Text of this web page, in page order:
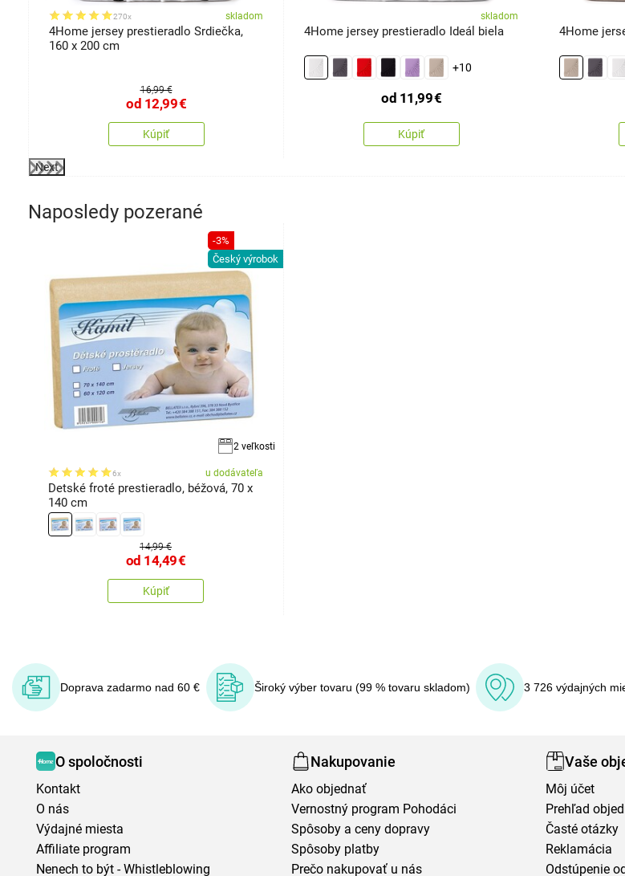
270x skladom
4Home jersey prestieradlo Srdiečka,
160 x 200 cm
16,99 €
od 12,99€
Kúpiť
skladom
4Home jersey prestieradlo Ideál biela
+10
od 11,99€
Kúpiť
4Home
Next
Naposledy pozerané
-3%
Český výrobok
2 veľkosti
6x u dodávateľa
Detské froté prestieradlo, béžová, 70 x
140 cm
14,99 €
od 14,49€
Kúpiť
Doprava zadarmo nad 60 € Široký výber tovaru (99 % tovaru skladom) 3 726 výdajných
O spoločnosti
Kontakt
O nás
Výdajné miesta
Affiliate program
Nenech to být - Whistleblowing
Nakupovanie
Ako objednať
Vernostný program Pohodáci
Spôsoby a ceny dopravy
Spôsoby platby
Prečo nakupovať u nás
Vaše
Môj účet
Prehľad
Časté otázky
Reklamácia
Odstúpenie